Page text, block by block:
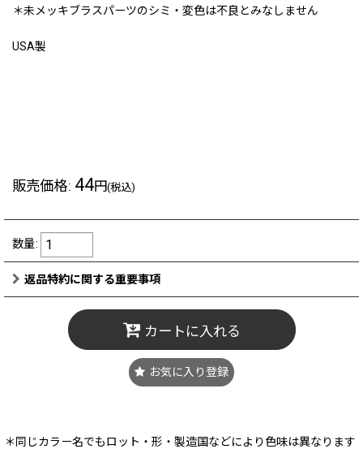
＊未メッキブラスパーツのシミ・変色は不良とみなしません
USA製
販売価格: 44円(税込)
数量:
返品特約に関する重要事項
カートに入れる
お気に入り登録
＊同じカラー名でもロット・形・製造国などにより色味は異なります